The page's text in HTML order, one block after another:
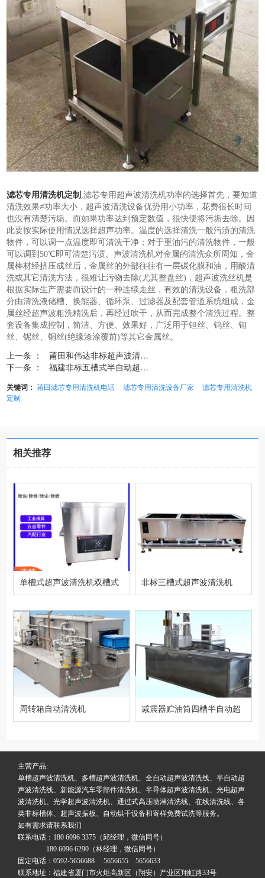
滤芯专用清洗机定制 ,滤芯专用超声波清洗机功率的选择首先，要知道
清洗效果≠功率大小，超声波清洗设备优势用小功率，花费很长时间
也没有清楚污垢。而如果功率达到预定数值，很快便将污垢去除。因
此要按实际使用情况选择超声功率。温度的选择清洗一般污渍的清洗
物件，可以调一点温度即可清洗干净；对于重油污的清洗物件，一般
可以调到50℃即可清楚污渍。声波清洗机对金属的清洗众所周知，金
属棒材经挤压成丝后，金属丝的外部往往有一层碳化膜和油，用酸清
洗或其它清洗方法，很难让污物去除(尤其整盘丝)，超声波洗丝机是
根据实际生产需要而设计的一种连续走丝，有效的清洗设备，粗洗部
分由清洗液储槽、换能器、循环泵、过滤器及配套管道系统组成，金
属丝经超声波粗洗精洗后，再经过吹干，从而完成整个清洗过程。整
套设备集成控制，简洁、方便、效果好，广泛用于钽丝、钨丝、钼
丝、铌丝、铜丝(绝缘漆涂覆前)等其它金属丝。
上一条 ：
莆田和伟达非标超声波清洗...
下一条 ：
福建非标五槽式半自动超声...
关键词：莆田滤芯专用清洗机电话 滤芯专用清洗设备厂家
滤芯专用清洗机
定制
相关推荐
单槽式超声波清洗机双槽式 非标三槽式超声波清洗机
周转箱自动清洗机 减震器贮油筒四槽半自动超
主营产品:
单槽超声波清洗机、多槽超声波清洗机、全自动超声波清洗线、半自动超
声波清洗线、新能源汽车零部件清洗机、半导体超声波清洗机、光电超声
波清洗机、光学超声波清洗机、通过式高压喷淋清洗线、在线清洗线、各
类非标槽体、超声波振板、自动烘干设备和寄样免费试洗等服务。
如有需求请联系我们
联系电话：180 6096 3375（邱经理，微信同号）
180 6096 6290（林经理，微信同号）
固定电话：0592-5656688 5656655 5656633
联系地址：福建省厦门市火炬高新区（翔安）产业区翔虹路33号